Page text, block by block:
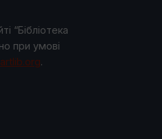
“Бібліотека
при умові
.